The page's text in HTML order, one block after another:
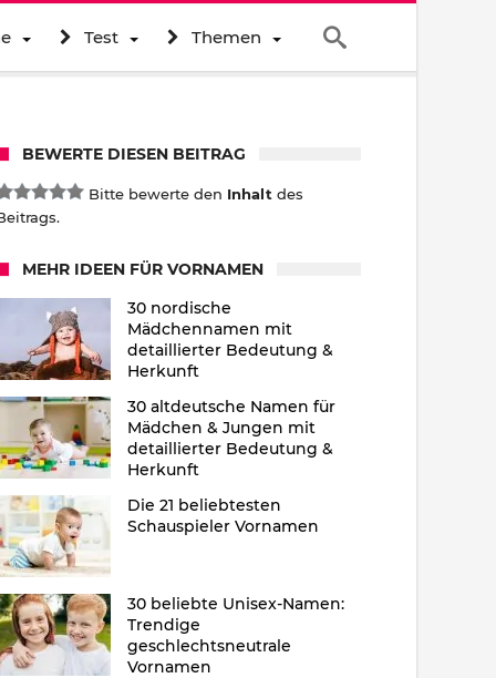
Test Themen
BEWERTE DIESEN BEITRAG
Bitte bewerte den Inhalt des
MEHR IDEEN FÜR VORNAMEN
30 nordische
Mädchennamen mit
detaillierter Bedeutung &
Herkunft
30 altdeutsche Namen für
Mädchen & Jungen mit
detaillierter Bedeutung &
Herkunft
Die 21 beliebtesten
Schauspieler Vornamen
30 beliebte Unisex-Namen:
Trendige
geschlechtsneutrale
Vornamen